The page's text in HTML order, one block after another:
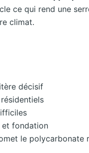
ce qui rend une
climat.
décisif
et fondation
le polycarbonate